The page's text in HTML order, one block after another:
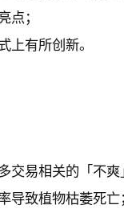
点；
有所创新。
易相关的「不爽
致植物枯萎死亡